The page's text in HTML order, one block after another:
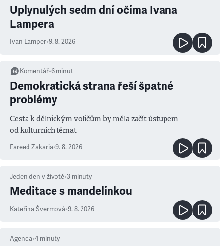
Uplynulých sedm dní očima Ivana
Lampera
Ivan Lamper•9. 8. 2026
Komentář•6 minut
Demokratická strana řeší špatné
problémy
Cesta k dělnickým voličům by měla začít ústupem
od kulturních témat
Fareed Zakaria•9. 8. 2026
Jeden den v životě•3 minuty
Meditace s mandelinkou
Kateřina Švermová•9. 8. 2026
Agenda•4 minuty